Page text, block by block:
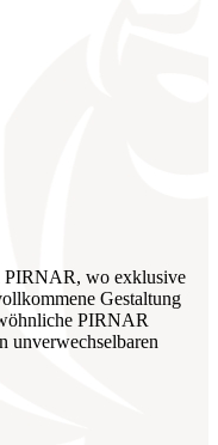
PIRNAR, wo exklusive
Gestaltung
PIRNAR
unverwechselbaren